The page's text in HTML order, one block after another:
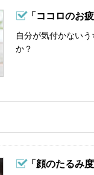
「ココロのお
自分が気付かない
か？
「顔のたるみ